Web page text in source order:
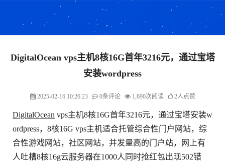
DigitalOcean vps主机8核16G首年3216元，通过宝塔
安装wordpress
2025-02-16 10:26:23 0条评论 1,690次阅读 2人点赞
DigitalOcean vps主机8核16G首年3216元，通过宝塔安装w
ordpress，8核16G vps主机适合托管综合性门户网站，综
合性游戏网站，社区网站，并发量高的门户站，网上有
人吐槽8核16g云服务器在1000人同时抢红包出现502错